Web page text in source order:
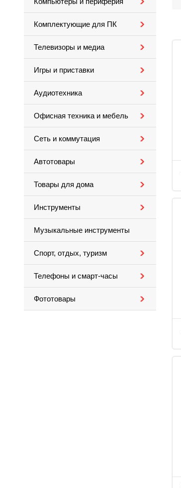
Комплектующие для ПК
Телевизоры и медиа
Игры и приставки
Аудиотехника
Офисная техника и мебель
Сеть и коммутация
Автотовары
Товары для дома
Инструменты
Музыкальные инструменты
Спорт, отдых, туризм
Телефоны и смарт-часы
Фототовары